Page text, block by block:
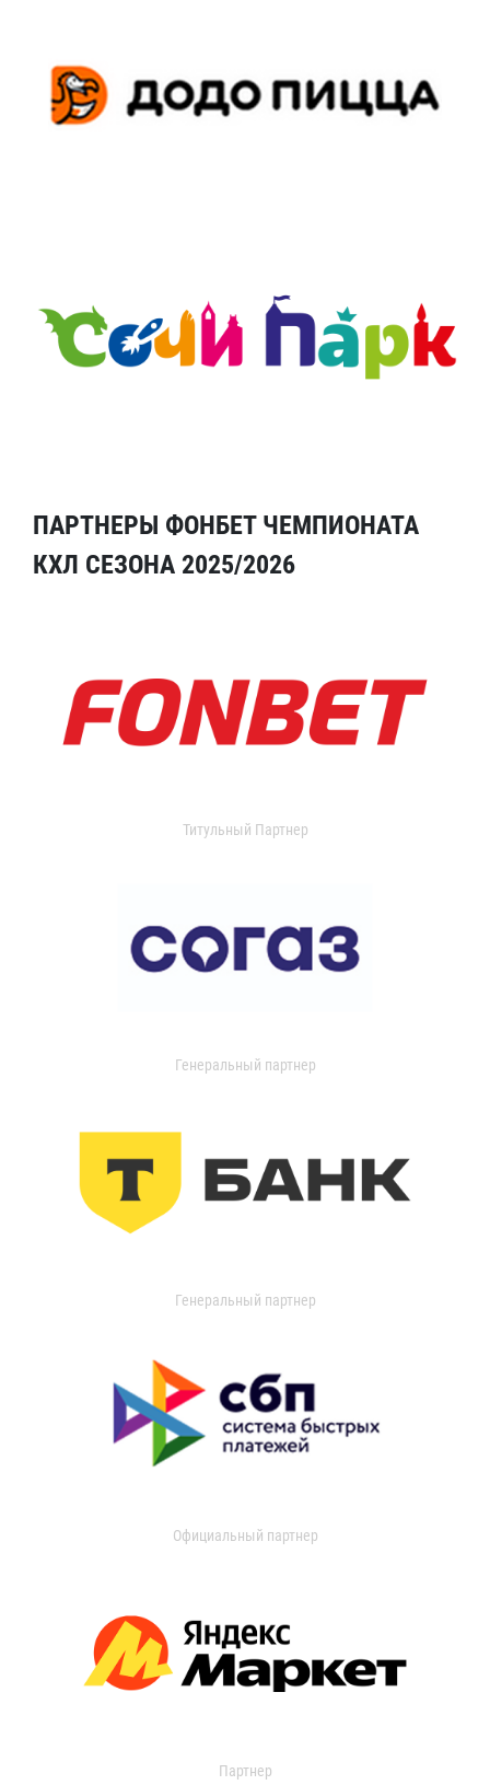
ПАРТНЕРЫ ФОНБЕТ ЧЕМПИОНАТА
КХЛ СЕЗОНА 2025/2026
Титульный Партнер
Генеральный партнер
Генеральный партнер
Официальный партнер
Партнер